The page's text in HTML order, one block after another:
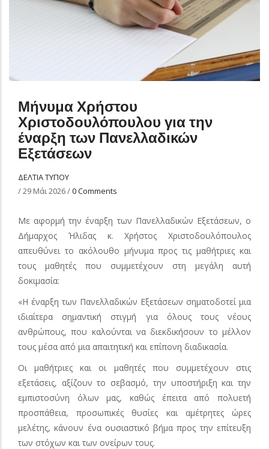
Μήνυμα Χρήστου
Χριστοδουλόπουλου για την
έναρξη των Πανελλαδικών
Εξετάσεων
ΔΕΛΤΙΑ ΤΥΠΟΥ
/29 Μάι 2026/0 Comments
Με αφορμή την έναρξη των Πανελλαδικών Εξετάσεων, ο
Δήμαρχος Ήλιδας κ. Χρήστος Χριστοδουλόπουλος
απευθύνει το ακόλουθο μήνυμα προς τις μαθήτριες και
τους μαθητές που συμμετέχουν στη μεγάλη αυτή
δοκιμασία:
«Η έναρξη των Πανελλαδικών Εξετάσεων σηματοδοτεί μια
ιδιαίτερα σημαντική στιγμή για όλους τους νέους
ανθρώπους, που καλούνται να διεκδικήσουν το μέλλον
τους μέσα από μια απαιτητική και επίπονη διαδικασία.
Οι μαθήτριες και οι μαθητές που συμμετέχουν στις
εξετάσεις, αξίζουν το σεβασμό, την υποστήριξη και την
εμπιστοσύνη όλων μας, καθώς έπειτα από πολυετή
προσπάθεια, προσωπικές θυσίες και αμέτρητες ώρες
μελέτης, κάνουν ένα ουσιαστικό βήμα προς την επίτευξη
των στόχων και των ονείρων τους.